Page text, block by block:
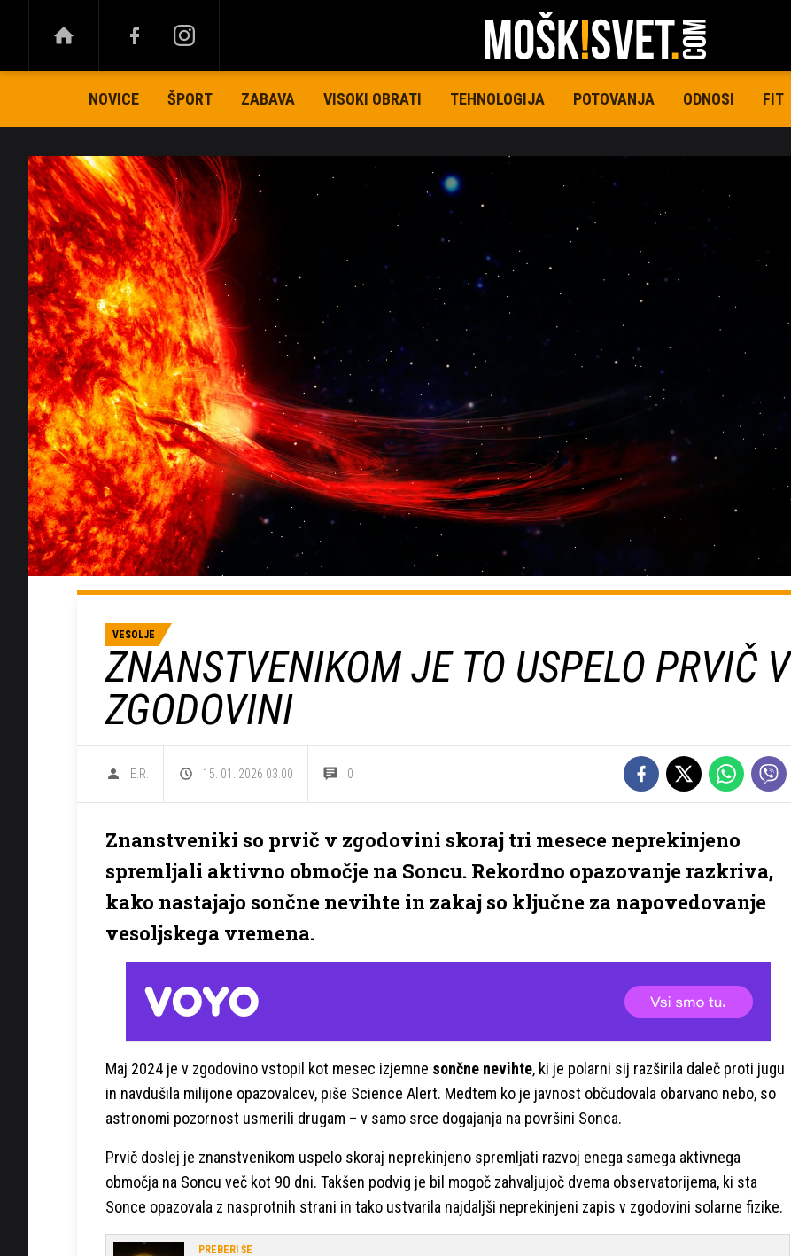
NOVICE ŠPORT ZABAVA VISOKI OBRATI TEHNOLOGIJA POTOVANJA ODNOSI FIT
VESOLJE
ZNANSTVENIKOM JE TO USPELO PRVIČ V
ZGODOVINI
E.R. 15. 01. 2026 03.00 0
Znanstveniki so prvič v zgodovini skoraj tri mesece neprekinjeno
spremljali aktivno območje na Soncu. Rekordno opazovanje razkriva,
kako nastajajo sončne nevihte in zakaj so ključne za napovedovanje
vesoljskega vremena.
Maj 2024 je v zgodovino vstopil kot mesec izjemne sončne nevihte, ki je polarni sij razširila daleč proti jugu
in navdušila milijone opazovalcev, piše Science Alert. Medtem ko je javnost občudovala obarvano nebo, so
astronomi pozornost usmerili drugam – v samo srce dogajanja na površini Sonca.
Prvič doslej je znanstvenikom uspelo skoraj neprekinjeno spremljati razvoj enega samega aktivnega
območja na Soncu več kot 90 dni. Takšen podvig je bil mogoč zahvaljujoč dvema observatorijema, ki sta
Sonce opazovala z nasprotnih strani in tako ustvarila najdaljši neprekinjeni zapis v zgodovini solarne fizike.
PREBERI ŠE